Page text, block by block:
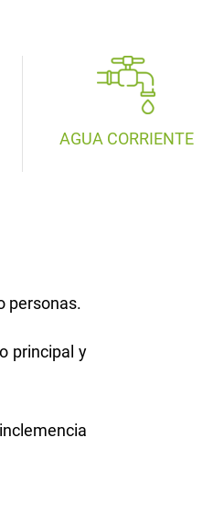
AGUA CORRIENTE
personas.
principal y